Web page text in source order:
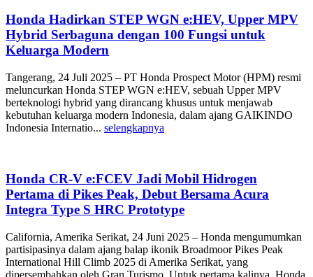
Honda Hadirkan STEP WGN e:HEV, Upper MPV
Hybrid Serbaguna dengan 100 Fungsi untuk
Keluarga Modern
Tangerang, 24 Juli 2025 – PT Honda Prospect Motor (HPM) resmi
meluncurkan Honda STEP WGN e:HEV, sebuah Upper MPV
berteknologi hybrid yang dirancang khusus untuk menjawab
kebutuhan keluarga modern Indonesia, dalam ajang GAIKINDO
Indonesia Internatio... selengkapnya
Honda CR-V e:FCEV Jadi Mobil Hidrogen
Pertama di Pikes Peak, Debut Bersama Acura
Integra Type S HRC Prototype
California, Amerika Serikat, 24 Juni 2025 – Honda mengumumkan
partisipasinya dalam ajang balap ikonik Broadmoor Pikes Peak
International Hill Climb 2025 di Amerika Serikat, yang
dipersembahkan oleh Gran Turismo. Untuk pertama kalinya, Honda